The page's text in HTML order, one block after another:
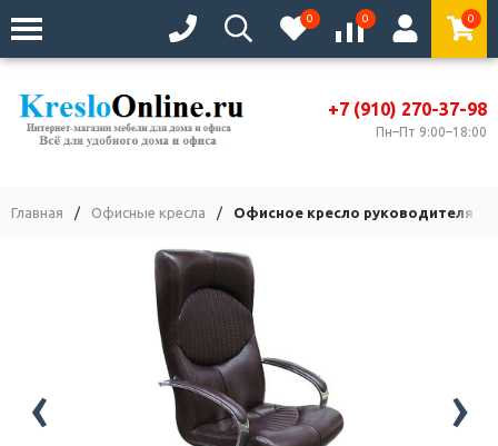
0 0 0
+7 (910) 270-37-98
Пн–Пт 9:00–18:00
Главная / Офисные кресла / Офисное кресло руководителя
‹ ›